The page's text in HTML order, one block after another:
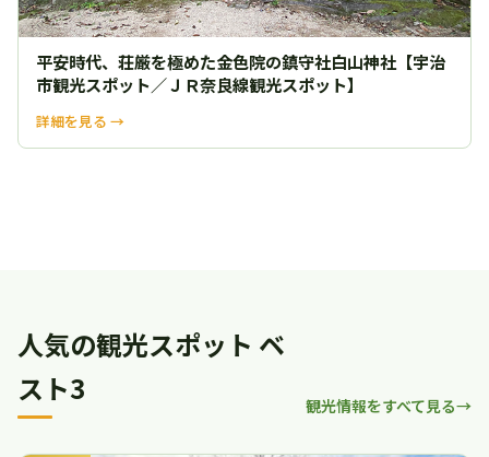
平安時代、荘厳を極めた金色院の鎮守社白山神社【宇治
市観光スポット／ＪＲ奈良線観光スポット】
詳細を見る →
人気の観光スポット ベ
スト3
観光情報をすべて見る